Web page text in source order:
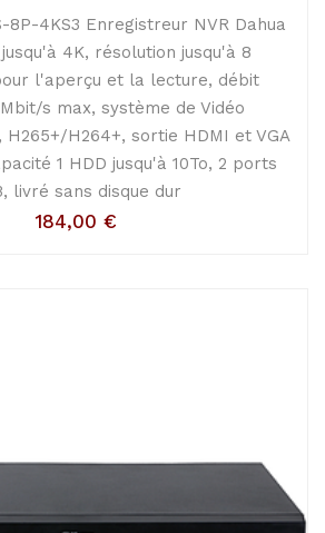
8P-4KS3 Enregistreur NVR Dahua
4K, résolution jusqu'à 8
l'aperçu et la lecture, débit
s max, système de Vidéo
H265+/H264+, sortie HDMI et VGA
1 HDD jusqu'à 10To, 2 ports
livré sans disque dur
184,00 €